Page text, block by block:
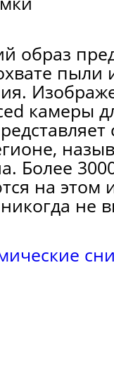
образ
пыли
камеры
Более
на этом
не